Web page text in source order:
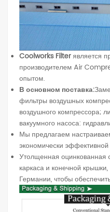
Coolworks Filterявляется
производителем Air
опытом.
В основном поставка:
фильтры воздушных
воздушного компрессора;
вакуумного насоса:
Мы предлагаем
экономически
Утолщенная оцинкованная
каркаса и конечной
Германии, чтобы